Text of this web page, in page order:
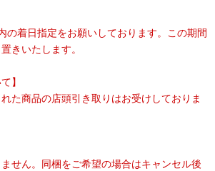
の着日指定をお願いしております。この期間
きいたします。
】
た商品の店頭引き取りはお受けしておりま
せん。同梱をご希望の場合はキャンセル後